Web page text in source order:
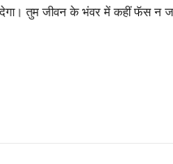
देगा। तुम जीवन के भंवर में कहीं फॅस न